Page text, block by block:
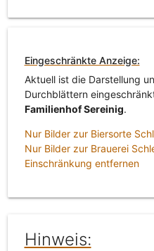
Eingeschränkte Anzeige:
Aktuell ist die Darstellung
Durchblättern
Familienhof Sereinig.
Nur Bilder zur Biersorte
Nur Bilder zur Brauerei
Einschränkung entfernen
Hinweis: